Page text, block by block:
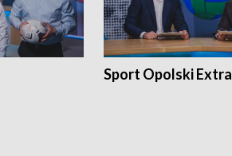
Sport Opolski Extra